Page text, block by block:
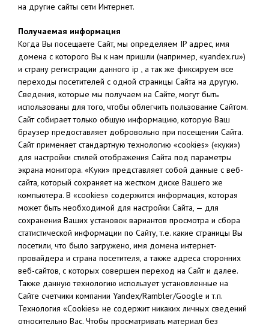
на другие сайты сети Интернет.
Получаемая информация
Когда Вы посещаете Сайт, мы определяем IP адрес, имя
домена с которого Вы к нам пришли (например, «yandex.ru»)
и страну регистрации данного ip , а так же фиксируем все
переходы посетителей с одной страницы Сайта на другую.
Сведения, которые мы получаем на Сайте, могут быть
использованы для того, чтобы облегчить пользование Сайтом.
Сайт собирает только общую информацию, которую Ваш
браузер предоставляет добровольно при посещении Сайта.
Сайт применяет стандартную технологию «cookies» («куки»)
для настройки стилей отображения Сайта под параметры
экрана монитора. «Куки» представляет собой данные с веб-
сайта, который сохраняет на жестком диске Вашего же
компьютера. В «cookies» содержится информация, которая
может быть необходимой для настройки Сайта, — для
сохранения Ваших установок вариантов просмотра и сбора
статистической информации по Сайту, т.е. какие страницы Вы
посетили, что было загружено, имя домена интернет-
провайдера и страна посетителя, а также адреса сторонних
веб-сайтов, с которых совершен переход на Сайт и далее.
Также данную технологию использует установленные на
Сайте счетчики компании Yandex/Rambler/Google и т.п.
Технология «Cookies» не содержит никаких личных сведений
относительно Вас. Чтобы просматривать материал без